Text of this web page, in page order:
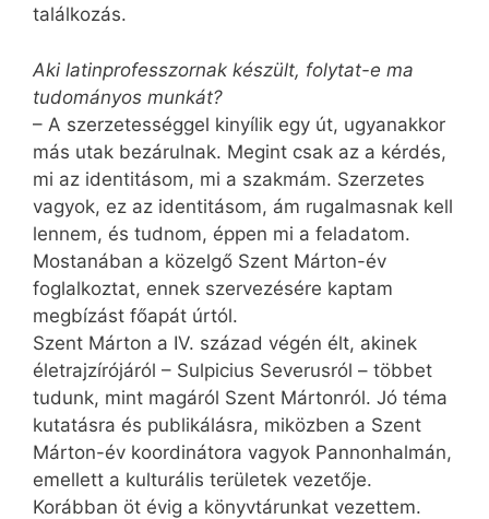
találkozás.
Aki latinprofesszornak készült, folytat-e ma
tudományos munkát?
– A szerzetességgel kinyílik egy út, ugyanakkor
más utak bezárulnak. Megint csak az a kérdés,
mi az identitásom, mi a szakmám. Szerzetes
vagyok, ez az identitásom, ám rugalmasnak kell
lennem, és tudnom, éppen mi a feladatom.
Mostanában a közelgő Szent Márton-év
foglalkoztat, ennek szervezésére kaptam
megbízást főapát úrtól.
Szent Márton a IV. század végén élt, akinek
életrajzírójáról – Sulpicius Severusról – többet
tudunk, mint magáról Szent Mártonról. Jó téma
kutatásra és publikálásra, miközben a Szent
Márton-év koordinátora vagyok Pannonhalmán,
emellett a kulturális területek vezetője.
Korábban öt évig a könyvtárunkat vezettem.